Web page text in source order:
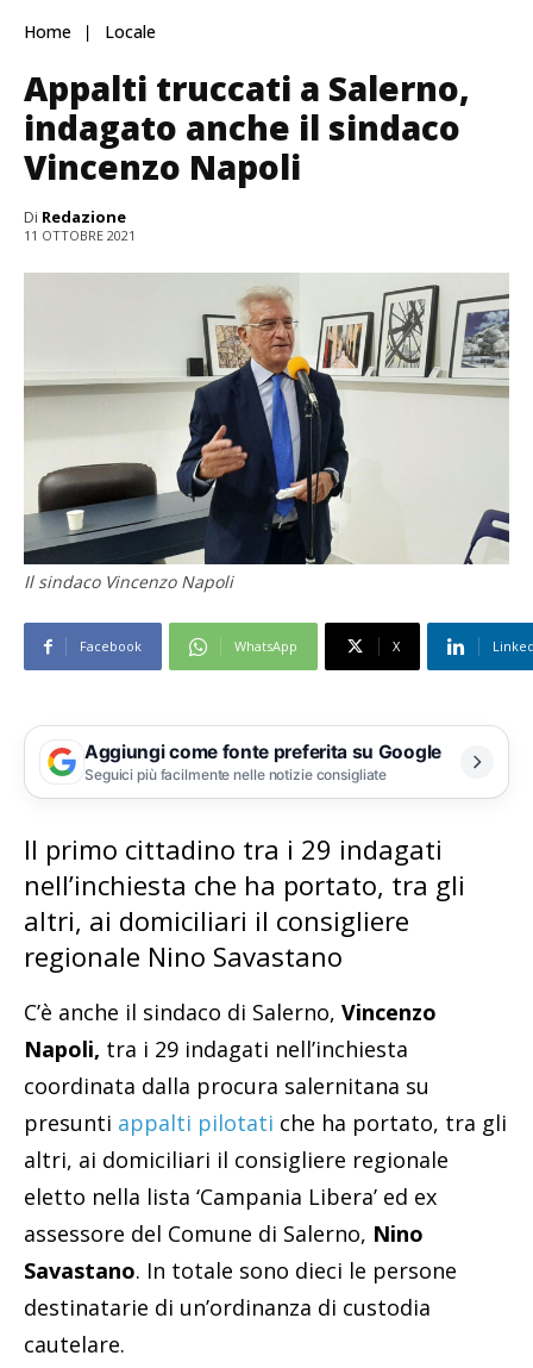
Home Locale
Appalti truccati a Salerno,
indagato anche il sindaco
Vincenzo Napoli
Di Redazione
11 OTTOBRE 2021
Il sindaco Vincenzo Napoli
Facebook WhatsApp X
Aggiungi come fonte preferita su Google
Seguici più facilmente nelle notizie consigliate
Il primo cittadino tra i 29 indagati
nell’inchiesta che ha portato, tra gli
altri, ai domiciliari il consigliere
regionale Nino Savastano
C’è anche il sindaco di Salerno, Vincenzo
Napoli, tra i 29 indagati nell’inchiesta
coordinata dalla procura salernitana su
presunti appalti pilotati che ha portato, tra gli
altri, ai domiciliari il consigliere regionale
eletto nella lista ‘Campania Libera’ ed ex
assessore del Comune di Salerno, Nino
Savastano. In totale sono dieci le persone
destinatarie di un’ordinanza di custodia
cautelare.